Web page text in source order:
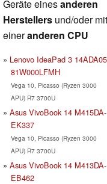
Geräte einesanderen
Herstellers und/oder mit
eineranderen CPU
Lenovo IdeaPad 3
81W000LFMH
Vega 10, Picasso (Ryzen 3000
APU) R7 3700U
Asus VivoBook 14 M415DA-
EK337
Vega 10, Picasso (Ryzen 3000
APU) R7 3700U
Asus VivoBook 14 M413DA-
EB462